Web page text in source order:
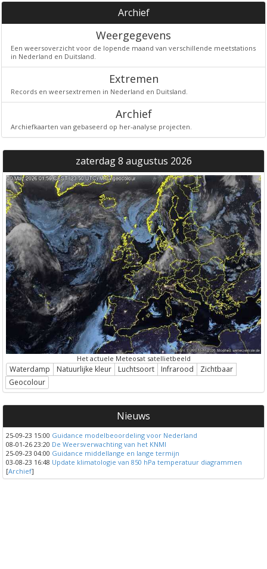
Archief
Weergegevens
Een weersoverzicht voor de lopende maand van verschillende meetstations
in Nederland en Duitsland.
Extremen
Records en weersextremen in Nederland en Duitsland.
Archief
Archiefkaarten van gebaseerd op her-analyse projecten.
zaterdag 8 augustus 2026
Het actuele Meteosat satellietbeeld
Waterdamp Natuurlijke kleur Luchtsoort Infrarood
Zichtbaar
Geocolour
Nieuws
25-09-23 15:00 Guidance modelbeoordeling voor Nederland
08-01-26 23:20 De Weersverwachting van het KNMI
25-09-23 04:00 Guidance middellange en lange termijn
03-08-23 16:48 Update klimatologie van 850 hPa temperatuur diagrammen
[Archief]